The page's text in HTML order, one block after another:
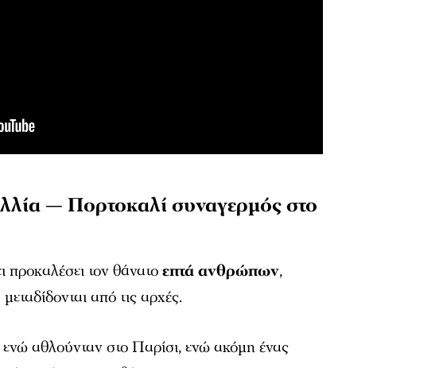
— Πορτοκαλί συναγερμός στο
προκαλέσει τον θάνατοεπτά ανθρώπων,
από τις αρχές.
αθλούνταν στο Παρίσι, ενώ ακόμη ένας